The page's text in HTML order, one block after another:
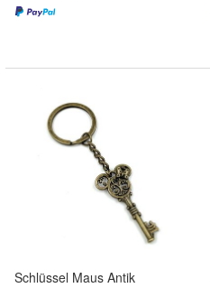
Schlüssel Maus Antik